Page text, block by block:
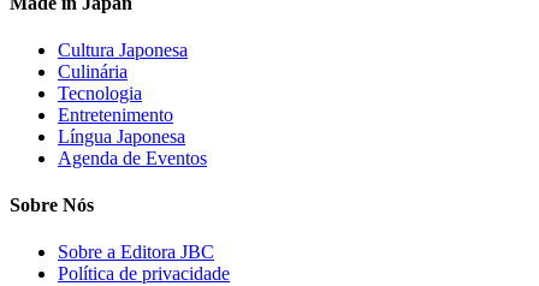
Cultura Japonesa
Culinária
Tecnologia
Entretenimento
Língua Japonesa
Agenda de Eventos
Sobre Nós
Sobre a Editora JBC
Política de privacidade